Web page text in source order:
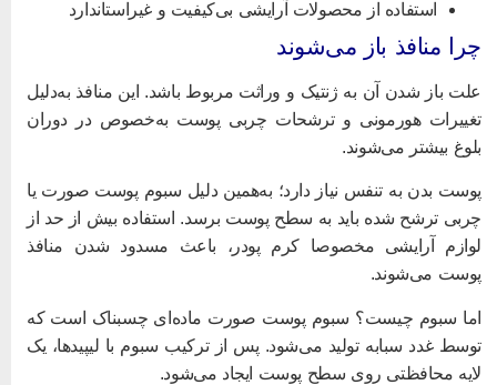
استفاده از محصولات آرایشی بی‌کیفیت و غیراستاندارد
منافذ باز می‌شوند
باز شدن آن به ژنتیک و وراثت مربوط باشد. این منافذ به‌دلیل
هورمونی و‌ ترشحات چربی پوست به‌خصوص در دوران
بیشتر می‌شوند.
بدن به تنفس نیاز دارد؛ به‌همین دلیل سبوم پوست صورت یا
ترشح شده باید به سطح پوست برسد. استفاده بیش از حد از
آرایشی مخصوصا کرم پودر،‌ باعث مسدود شدن منافذ
می‌شوند.
سبوم چیست؟ سبوم پوست صورت ماده‌ای چسبناک است که
غدد سبابه تولید می‌شود. پس از ترکیب سبوم با لیپید‌ها، یک
محافظتی روی سطح پوست ایجاد می‌شود.